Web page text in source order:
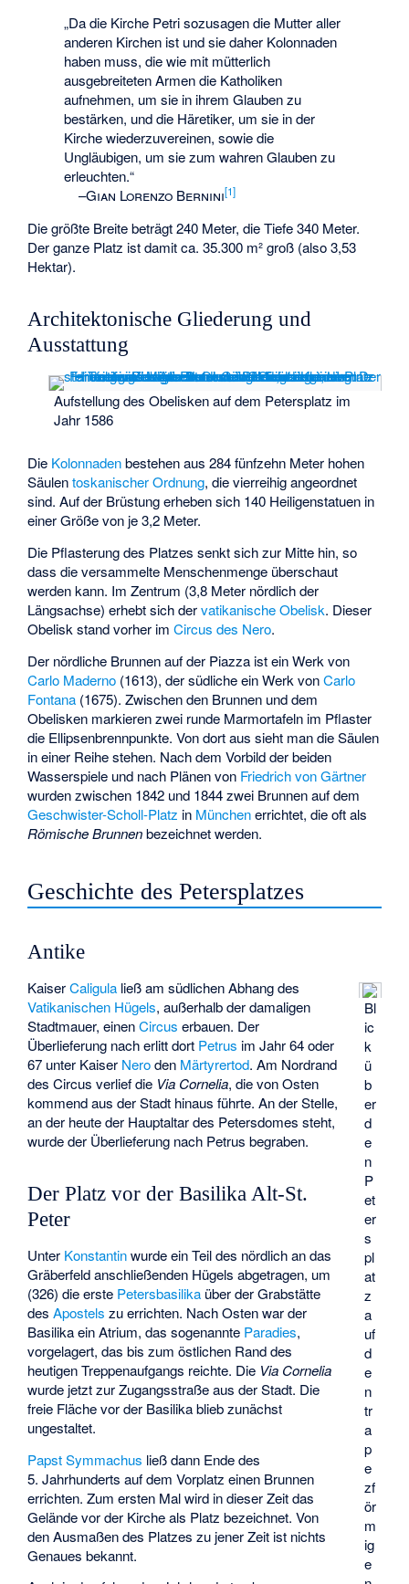
„Da die Kirche Petri sozusagen die Mutter aller
anderen Kirchen ist und sie daher Kolonnaden
haben muss, die wie mit mütterlich
ausgebreiteten Armen die Katholiken
aufnehmen, um sie in ihrem Glauben zu
bestärken, und die Häretiker, um sie in der
Kirche wiederzuvereinen, sowie die
Ungläubigen, um sie zum wahren Glauben zu
erleuchten.“
–Gian Lorenzo Bernini[1]
Die größte Breite beträgt 240 Meter, die Tiefe 340 Meter.
Der ganze Platz ist damit ca. 35.300 m² groß (also 3,53
Hektar).
Architektonische Gliederung und
Ausstattung
Aufstellung des Obelisken auf dem Petersplatz im
Jahr 1586
Die Kolonnadenbestehen aus 284 fünfzehn Meter hohen
Säulentoskanischer Ordnung, die vierreihig angeordnet
sind. Auf der Brüstung erheben sich 140 Heiligenstatuen in
einer Größe von je 3,2 Meter.
Die Pflasterung des Platzes senkt sich zur Mitte hin, so
dass die versammelte Menschenmenge überschaut
werden kann. Im Zentrum (3,8 Meter nördlich der
Längsachse) erhebt sich dervatikanische Obelisk. Dieser
Obelisk stand vorher imCircus des Nero.
Der nördliche Brunnen auf der Piazza ist ein Werk von
Carlo Maderno (1613), der südliche ein Werk vonCarlo
Fontana (1675). Zwischen den Brunnen und dem
Obelisken markieren zwei runde Marmortafeln im Pflaster
die Ellipsenbrennpunkte. Von dort aus sieht man die Säulen
in einer Reihe stehen. Nach dem Vorbild der beiden
Wasserspiele und nach Plänen von Friedrich von Gärtner
wurden zwischen 1842 und 1844zwei Brunnenauf dem
Geschwister-Scholl-Platz in Münchenerrichtet, die oft als
Römische Brunnenbezeichnet werden.
Geschichte des Petersplatzes
Antike
Bl
ic
k
ü
b
er
d
e
n
P
et
er
s
pl
at
z
a
uf
d
e
n
tr
a
p
e
zf
ör
m
ig
e
KaiserCaligula ließ am südlichen Abhang des
Vatikanischen Hügels, außerhalb der damaligen
Stadtmauer, einenCircus erbauen. Der
Überlieferung nach erlitt dort Petrus im Jahr 64 oder
67 unter Kaiser Neroden Märtyrertod. Am Nordrand
des Circus verlief die Via Cornelia, die von Osten
kommend aus der Stadt hinaus führte. An der Stelle,
an der heute der Hauptaltar des Petersdomes steht,
wurde der Überlieferung nach Petrus begraben.
Der Platz vor der Basilika Alt-St.
Peter
Unter Konstantinwurde ein Teil des nördlich an das
Gräberfeld anschließenden Hügels abgetragen, um
(326) die erste Petersbasilika über der Grabstätte
desApostels zu errichten. Nach Osten war der
Basilika ein Atrium, das sogenannte Paradies,
vorgelagert, das bis zum östlichen Rand des
heutigen Treppenaufgangs reichte. Die Via Cornelia
wurde jetzt zur Zugangsstraße aus der Stadt. Die
freie Fläche vor der Basilika blieb zunächst
ungestaltet.
Papst Symmachus ließ dann Ende des
5. Jahrhunderts auf dem Vorplatz einen Brunnen
errichten. Zum ersten Mal wird in dieser Zeit das
Gelände vor der Kirche als Platz bezeichnet. Von
den Ausmaßen des Platzes zu jener Zeit ist nichts
Genaues bekannt.